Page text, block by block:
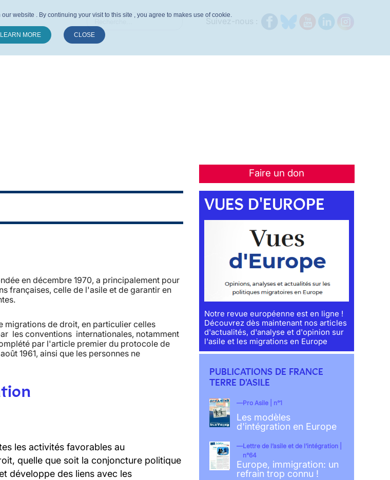
Faire un don
en décembre 1970, a principalement pour
françaises, celle de l'asile et de garantir en
migrations de droit, en particulier celles
les conventions internationales, notamment
par l'article premier du protocole de
1961, ainsi que les personnes ne
les activités favorables au
quelle que soit la conjoncture politique
développe des liens avec les
VUES D'EUROPE
Notre revue européenne est en ligne !
Découvrez dès maintenant nos articles
d'actualités, d'analyse et d'opinion sur
l'asile et les migrations en Europe
PUBLICATIONS DE FRANCE
TERRE D'ASILE
Pro Asile | n°1
Les modèles
d'intégration en Europe
Lettre de l’asile et de l’intégration |
n°64
Europe, immigration: un
refrain trop connu !
website . By continuing your visit to this site , you agree to makes use of cookie.
LEARN MORE CLOSE